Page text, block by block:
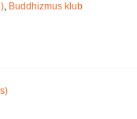
, Buddhizmus klub